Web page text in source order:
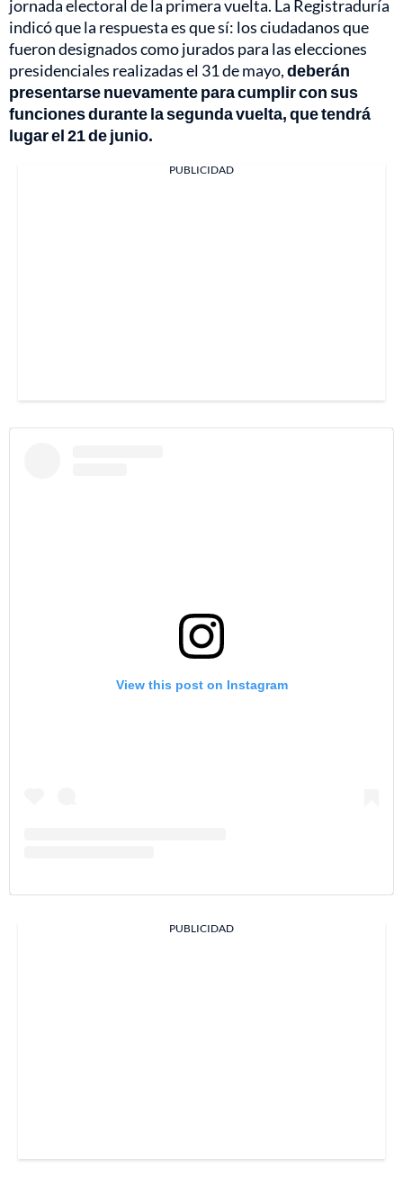
jornada electoral de la primera vuelta. La Registraduría
indicó que la respuesta es que sí: los ciudadanos que
fueron designados como jurados para las elecciones
presidenciales realizadas el 31 de mayo,deberán
presentarse nuevamente para cumplir con sus
funciones durante la segunda vuelta, que tendrá
lugar el 21 de junio.
PUBLICIDAD
View this post on Instagram
PUBLICIDAD